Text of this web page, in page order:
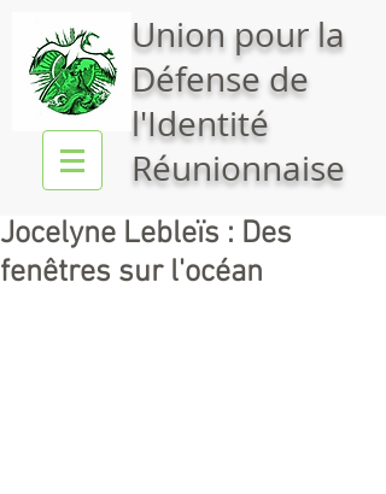
Union pour la
Défense de
l'Identité
Réunionnaise
Jocelyne Lebleïs : Des
fenêtres sur l'océan